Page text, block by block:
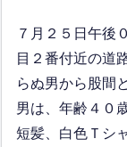
７月２５日午後
目２番付近の道
らぬ男から股間
男は、年齢４０
短髪、白色Ｔシ